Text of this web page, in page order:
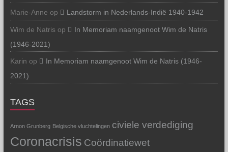
Marie-Anne op Landstorm in Nederlands-Indië 1940-1942
Wim de Natrisop
In Memoriam naamgenoot Wim de Natris
(1946-2021)
Karin op
In Memoriam naamgenoot Wim de Natris (1946-
2021)
TAGS
Arnon Grunberg Belgische vluchtelingen civiele verdediging
Coronacrisis Coördinatiewet